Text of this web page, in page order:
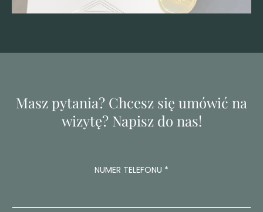
Masz pytania? Chcesz się umówić na
wizytę? Napisz do nas!
A
E
NUMER TELEFONU *